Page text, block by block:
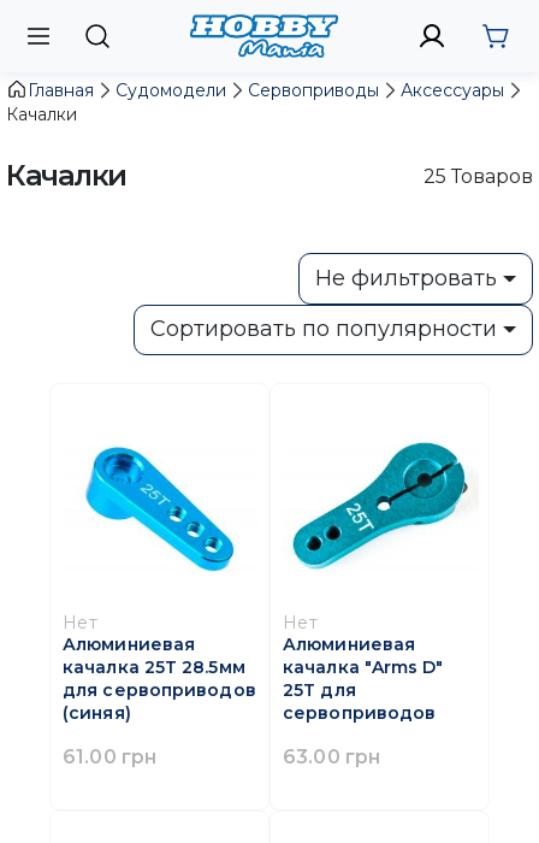
Главная Судомодели Сервоприводы
Аксессуары
Качалки
Качалки 25 Товаров
Не фильтровать
Сортировать по популярности
Нет
Алюминиевая
качалка 25Т 28.5мм
для сервоприводов
(синяя)
61.00 грн
Нет
Алюминиевая
качалка "Arms D"
25T для
сервоприводов
63.00 грн